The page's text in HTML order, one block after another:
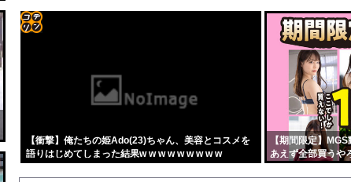
消費税減税をなんとしても阻止したい石破前首相、「何いってんのこいつ
シカホワ村上宗隆、通訳なしで普通に会話。コーチ「今10段階で6ぐらい。
【ニュース】日本製メモリに世界中から注文殺到！！！ １兆５０００億円
【悲報】高市早苗に逆らった財務官僚、異例の左遷ｗｗｗｗｗｗｗｗ
【画像】みい山作者「居酒屋行く奴はバカ。ホストの初回なら居酒屋より
エロ漫画『TSしてパパのえっちな娘になるバイト そして娘堕ちするまでが
【悲報】玉川徹さん、8月6日の原爆の日にトンデモ持論を展開し物議… →
パヨク「アジア人民、中国人民と連帯して戦おー！悪政高市を打倒するぞー
【衝撃】俺たちの姫Ado(23)ちゃん、美容とコスメを
語りはじめてしまった結果w w w w w w w w w
【期間限定】
あえず全部買うや
自動
更新